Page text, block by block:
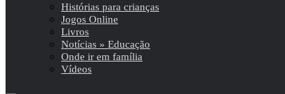
Histórias para crianças
Jogos Online
Livros
Notícias » Educação
Onde ir em família
Vídeos